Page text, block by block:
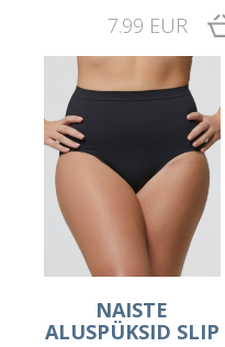
7.99 EUR
NAISTE
ALUSPÜKSID SLIP